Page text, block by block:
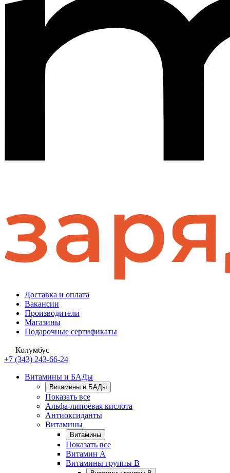
Доставка и оплата
Вакансии
Производители
Магазины
Подарочные сертификаты
Колумбус
+7 (343) 243-66-24
Витамины и БАДы
Витамины и БАДы
Показать все
Альфа-липоевая кислота
Антиоксиданты
Витамины
Витамины
Показать все
Витамин A
Витамины группы B